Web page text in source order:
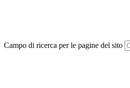
Campo di ricerca per le pagine del sito